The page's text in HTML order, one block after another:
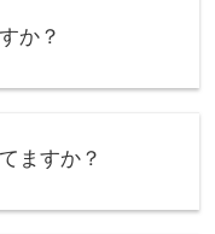
か？
ますか？